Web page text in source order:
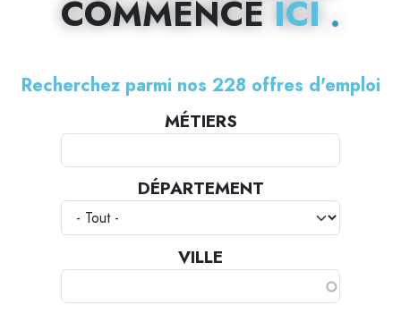
COMMENCEICI
Recherchez parmi nos 228 offres d'emploi
MÉTIERS
DÉPARTEMENT
VILLE